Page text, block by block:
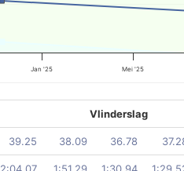
Jan '25 Mei '25
Vlinderslag
39.25 38.09 36.78